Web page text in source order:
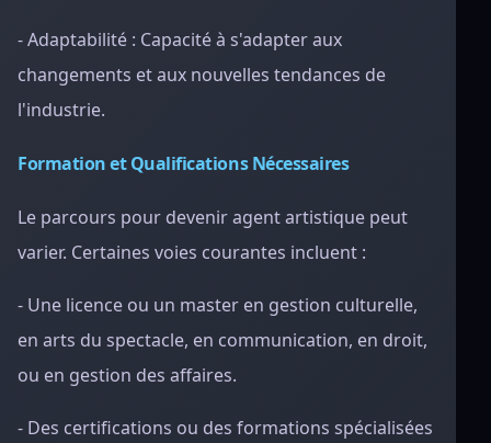
- Adaptabilité : Capacité à s'adapter aux
changements et aux nouvelles tendances de
l'industrie.
Formation et Qualifications Nécessaires
Le parcours pour devenir agent artistique peut
varier. Certaines voies courantes incluent :
- Une licence ou un master en gestion culturelle,
en arts du spectacle, en communication, en droit,
ou en gestion des affaires.
- Des certifications ou des formations spécialisées